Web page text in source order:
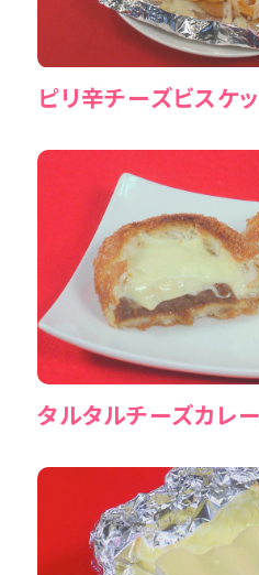
ピリ辛チーズビスケ
タルタルチーズカレ